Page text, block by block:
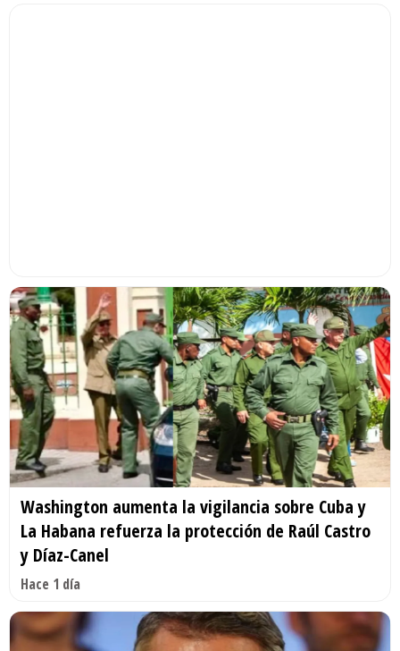
Washington aumenta la vigilancia sobre Cuba y
La Habana refuerza la protección de Raúl Castro
y Díaz-Canel
Hace 1 día